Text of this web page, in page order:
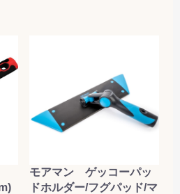
モアマン ゲッコーパッ
ドホルダー/フグパッド/マ